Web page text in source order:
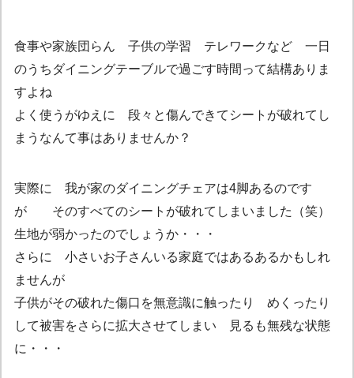
食事や家族団らん 子供の学習 テレワークなど 一日
のうちダイニングテーブルで過ごす時間って結構ありま
すよね
よく使うがゆえに 段々と傷んできてシートが破れてし
まうなんて事はありませんか？
実際に 我が家のダイニングチェアは4脚あるのです
が そのすべてのシートが破れてしまいました（笑）
生地が弱かったのでしょうか・・・
さらに 小さいお子さんいる家庭ではあるあるかもしれ
ませんが
子供がその破れた傷口を無意識に触ったり めくったり
して被害をさらに拡大させてしまい 見るも無残な状態
に・・・